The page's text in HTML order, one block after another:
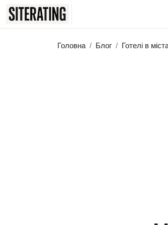
Головна Блог Готелі в